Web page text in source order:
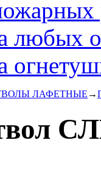
любых
ЛАФЕТНЫЕ →